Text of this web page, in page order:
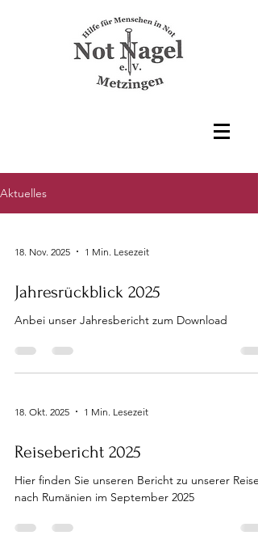
Aktuelles
18. Nov. 2025 1 Min. Lesezeit
Jahresrückblick 2025
Anbei unser Jahresbericht zum Download
18. Okt. 2025 1 Min. Lesezeit
Reisebericht 2025
Hier finden Sie unseren Bericht zu unserer Reise
nach Rumänien im September 2025